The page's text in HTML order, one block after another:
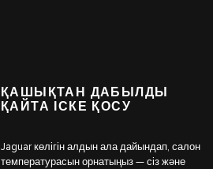
ҚАШЫҚТАН ДАБЫЛДЫ
ҚАЙТА ІСКЕ ҚОСУ
Jaguar көлігін алдын ала дайындап, салон
температурасын орнатыңыз — сіз және